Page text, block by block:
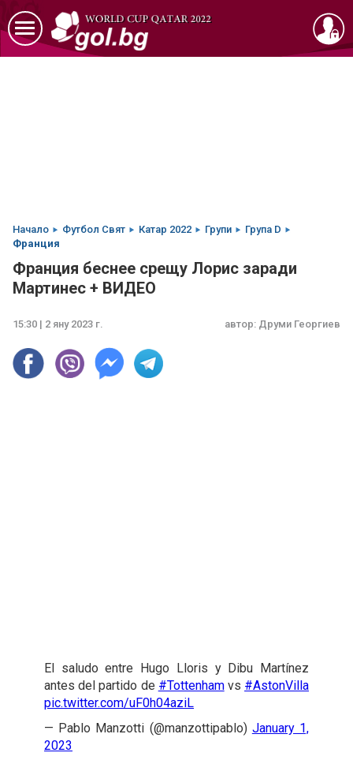
Начало Футбол Свят Катар 2022 Групи
Група D
Франция
Франция беснее срещу Лорис заради
Мартинес + ВИДЕО
15:30 | 2 яну 2023 г. автор: Друми Георгиев
El saludo entre Hugo Lloris y Dibu Martínez
antes del partido de #Tottenhamvs #AstonVilla
pic.twitter.com/uF0h04aziL
— Pablo Manzotti (@manzottipablo) January 1,
2023